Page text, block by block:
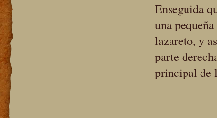
Enseguida
una
lazareto, y
parte
principal de